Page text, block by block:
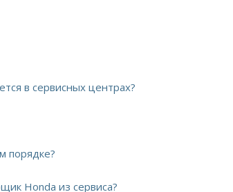
в сервисных центрах?
порядке?
Honda из сервиса?